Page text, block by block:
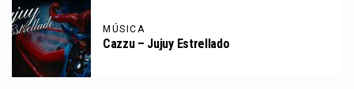
MÚSICA
Cazzu – Jujuy Estrellado